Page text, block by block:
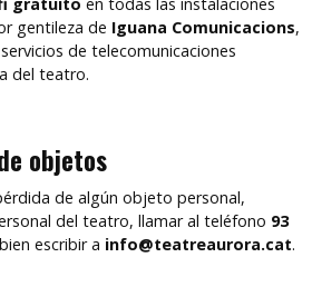
gentileza de Iguana Comunicacions,
de telecomunicaciones
del teatro.
objetos
de algún objeto personal,
del teatro, llamar al teléfono 93
escribir a info@teatreaurora.cat.